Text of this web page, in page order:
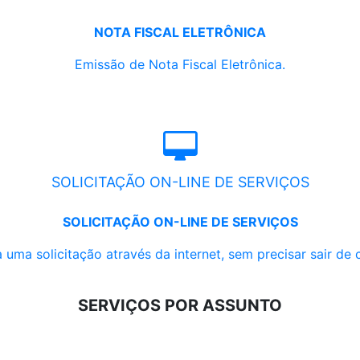
NOTA FISCAL ELETRÔNICA
Emissão de Nota Fiscal Eletrônica.
SOLICITAÇÃO ON-LINE DE SERVIÇOS
SOLICITAÇÃO ON-LINE DE SERVIÇOS
uma solicitação através da internet, sem precisar sair de
SERVIÇOS POR ASSUNTO